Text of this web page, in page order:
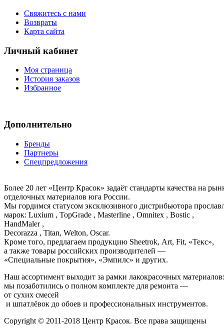
Свяжитесь с нами
Возвраты
Карта сайта
Личный кабинет
Моя страница
История заказов
Избранное
Дополнительно
Бренды
Партнеры
Спецпредложения
Более 20 лет «Центр Красок» задаёт стандарты качества на
отделочных материалов юга России.
Мы гордимся статусом эксклюзивного дистрибьютора
марок: Luxium , TopGrade , Masterline , Omnitex , Bostic ,
HandMaler ,
Decorazza , Titan, Welton, Oscar.
Кроме того, предлагаем продукцию Sheetrok, Art, Fit, «Текс»,
а также товары российских производителей —
«Специальные покрытия», «Эмпилс» и других.
Наш ассортимент выходит за рамки лакокрасочных
мы позаботились о полном комплекте для ремонта —
от сухих смесей
и шпатлёвок до обоев и профессиональных инструментов.
Copyright © 2011-2018 Центр Красок. Все права защищены